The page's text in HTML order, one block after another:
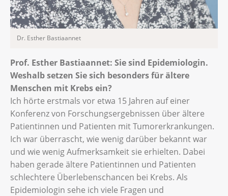
Dr. Esther Bastiaannet
Prof. Esther Bastiaannet: Sie sind Epidemiologin.
Weshalb setzen Sie sich besonders für ältere
Menschen mit Krebs ein?
Ich hörte erstmals vor etwa 15 Jahren auf einer
Konferenz von Forschungsergebnissen über ältere
Patientinnen und Patienten mit Tumorerkrankungen.
Ich war überrascht, wie wenig darüber bekannt war
und wie wenig Aufmerksamkeit sie erhielten. Dabei
haben gerade ältere Patientinnen und Patienten
schlechtere Überlebenschancen bei Krebs. Als
Epidemiologin sehe ich viele Fragen und